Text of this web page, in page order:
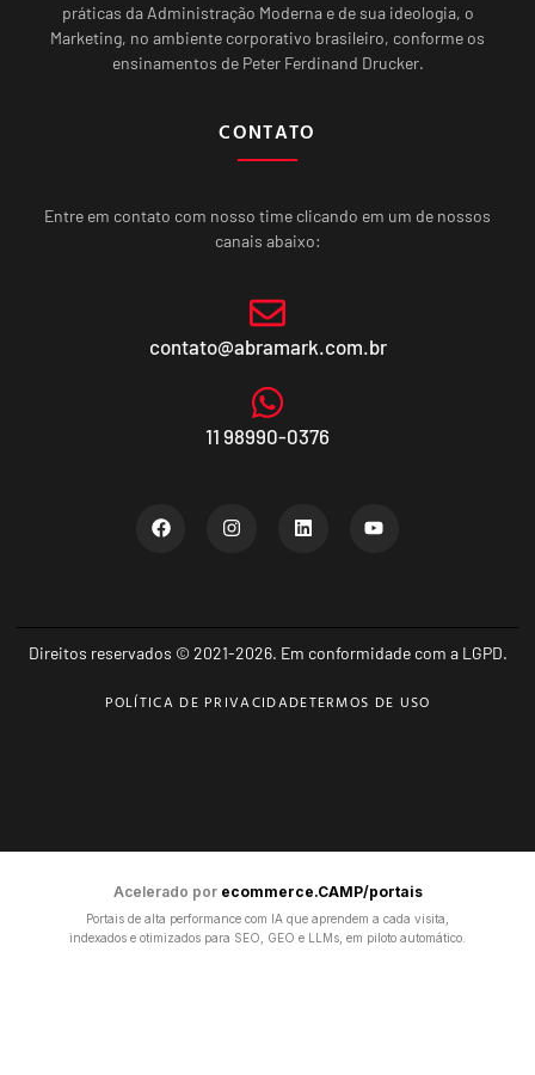
práticas da Administração Moderna e de sua ideologia, o
Marketing, no ambiente corporativo brasileiro, conforme os
ensinamentos de Peter Ferdinand Drucker.
CONTATO
Entre em contato com nosso time clicando em um de nossos
canais abaixo:
contato@abramark.com.br
11 98990-0376
Direitos reservados © 2021-2026. Em conformidade com a LGPD.
POLÍTICA DE PRIVACIDADETERMOS DE USO
Acelerado por ecommerce.CAMP/portais
Portais de alta performance com IA que aprendem a cada visita,
indexados e otimizados para SEO, GEO e LLMs, em piloto automático.